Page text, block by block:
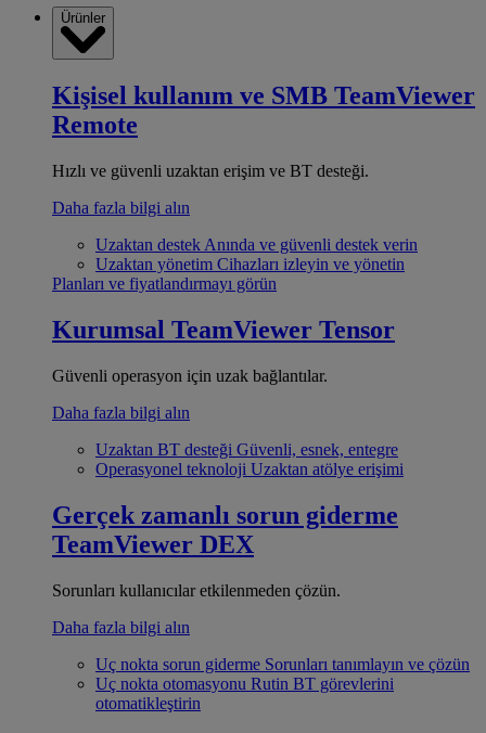
Ürünler
Kişisel kullanım ve SMB TeamViewer
Remote
Hızlı ve güvenli uzaktan erişim ve BT desteği.
Daha fazla bilgi alın
Uzaktan destek Anında ve güvenli destek verin
Uzaktan yönetim Cihazları izleyin ve yönetin
Planları ve fiyatlandırmayı görün
Kurumsal TeamViewer Tensor
Güvenli operasyon için uzak bağlantılar.
Daha fazla bilgi alın
Uzaktan BT desteği Güvenli, esnek, entegre
Operasyonel teknoloji Uzaktan atölye erişimi
Gerçek zamanlı sorun giderme
TeamViewer DEX
Sorunları kullanıcılar etkilenmeden çözün.
Daha fazla bilgi alın
Uç nokta sorun giderme Sorunları tanımlayın ve çözün
Uç nokta otomasyonu Rutin BT görevlerini
otomatikleştirin